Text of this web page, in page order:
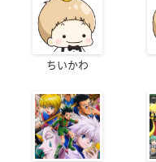
ちいかわ